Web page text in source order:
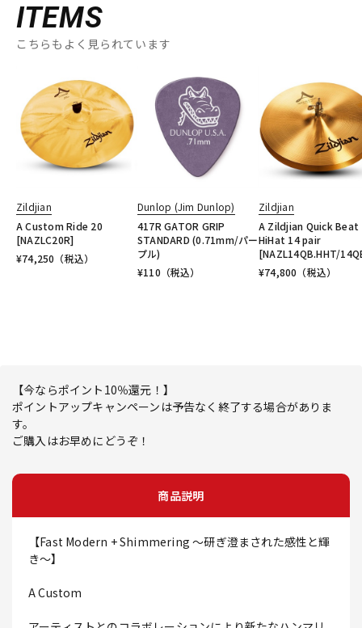
ITEMS
こちらもよく見られています
Zildjian
A Custom Ride 20
[NAZLC20R]
¥74,250 （税込）
Dunlop (Jim Dunlop)
417R GATOR GRIP
STANDARD (0.71mm/パー
プル)
¥110 （税込）
Zildjian
A Zildjian Quick Beat
HiHat 14 pair
[NAZL14QB.HHT/
¥74,800 （税込）
【今ならポイント10％還元！】
ポイントアップキャンペーンは予告なく終了する場合がありま
す。
ご購入はお早めにどうぞ！
商品説明
【Fast Modern + Shimmering ～研ぎ澄まされた感性と輝
き～】
A Custom